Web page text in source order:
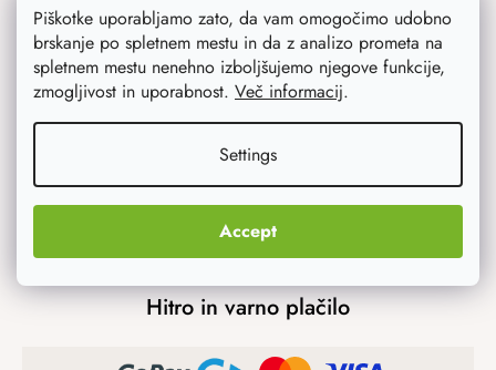
Piškotke uporabljamo zato, da vam omogočimo udobno
brskanje po spletnem mestu in da z analizo prometa na
spletnem mestu nenehno izboljšujemo njegove funkcije,
zmogljivost in uporabnost. Več informacij.
Settings
Accept
+386 (0)1 777 43 31
Možnosti prevoza
Hitro in varno plačilo